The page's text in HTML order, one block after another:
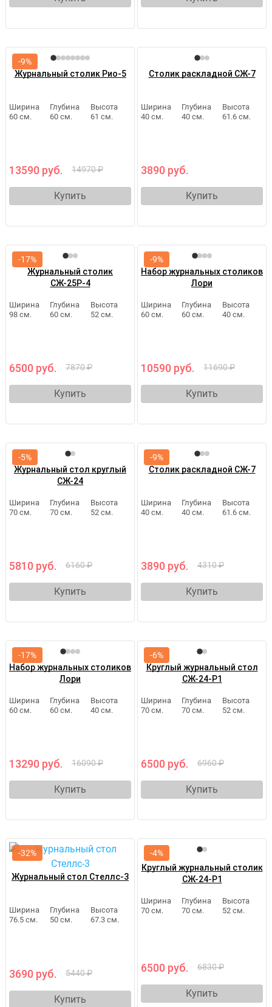
Журнальный столик Рио-5
Ширина
60 см.
Глубина
60 см.
Высота
61 см.
13590 руб. 14970 ₽
Купить
-9%
Столик раскладной СЖ-7
Ширина
40 см.
Глубина
40 см.
Высота
61.6 см.
3890 руб.
Купить
Журнальный столик
СЖ-25Р-4
Ширина
98 см.
Глубина
60 см.
Высота
52 см.
6500 руб. 7870 ₽
Купить
-17%
Набор журнальных столиков
Лори
Ширина
60 см.
Глубина
60 см.
Высота
40 см.
10590 руб. 11690 ₽
Купить
-9%
Журнальный стол круглый
СЖ-24
Ширина
70 см.
Глубина
70 см.
Высота
52 см.
5810 руб. 6160 ₽
Купить
-5%
Столик раскладной СЖ-7
Ширина
40 см.
Глубина
40 см.
Высота
61.6 см.
3890 руб. 4310 ₽
Купить
-9%
Набор журнальных столиков
Лори
Ширина
60 см.
Глубина
60 см.
Высота
40 см.
13290 руб. 16090 ₽
Купить
-17%
Круглый журнальный стол
СЖ-24-Р1
Ширина
70 см.
Глубина
70 см.
Высота
52 см.
6500 руб. 6960 ₽
Купить
-6%
Журнальный стол Стеллс-3
Ширина
76.5 см.
Глубина
50 см.
Высота
67.3 см.
3690 руб. 5440 ₽
Купить
-32%
Круглый журнальный столик
СЖ-24-Р1
Ширина
70 см.
Глубина
70 см.
Высота
52 см.
6500 руб. 6830 ₽
Купить
-4%